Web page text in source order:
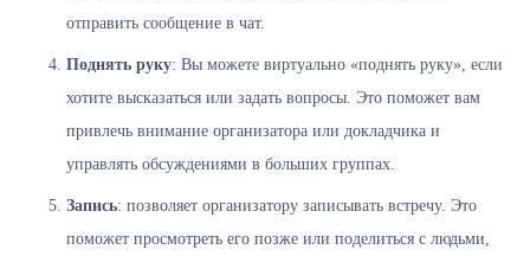
отправить сообщение в чат.
Поднять руку: Вы можете виртуально «поднять руку», если
хотите высказаться или задать вопросы. Это поможет вам
привлечь внимание организатора или докладчика и
управлять обсуждениями в больших группах.
Запись: позволяет организатору записывать встречу. Это
поможет просмотреть его позже или поделиться с людьми,